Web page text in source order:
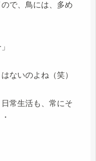
で、鳥には、多め
ないのよね（笑）
常生活も、常にそ